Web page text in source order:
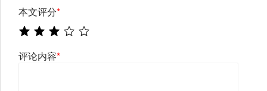
本文评分*
评论内容*